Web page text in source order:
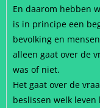
En daarom hebben
is in principe een
bevolking en
alleen gaat over de
was of niet.
Het gaat over de
beslissen welk